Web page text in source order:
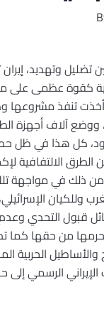
تضليل وتهديد،
كقوة عظمى
تنفذ
آلاف أجهزة
كل هذا في
الالتفافية
في مواجهة تلك
وللكيان
قبول التحدي
من حقها كما
الحربية
الرسمي إلى